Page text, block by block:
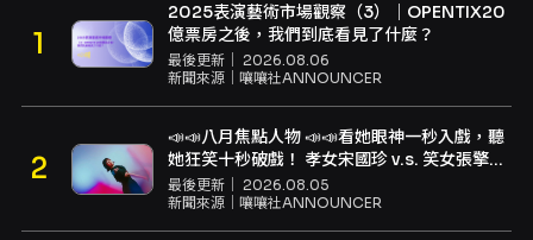
2025表演藝術市場觀察（3）｜OPENTIX20
億票房之後，我們到底看見了什麼？
最後更新｜ 2026.08.06
新聞來源｜ 嚷嚷社ANNOUNCER
📣📣八月焦點人物 📣📣看她眼神一秒入戲，聽
她狂笑十秒破戲！ 孝女宋國珍 v.s. 笑女張擎
佳：本是同根生，相約壓車別太急
最後更新｜ 2026.08.05
新聞來源｜ 嚷嚷社ANNOUNCER